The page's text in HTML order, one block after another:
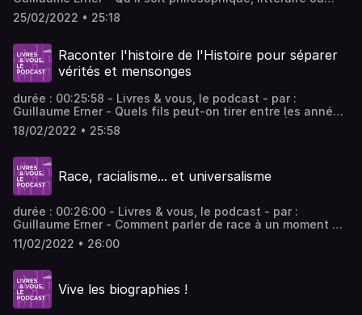
mathématique, il est question du génie dans ce nouvel
épisode du podcast "Livres & Vous" sur Public Sénat. Du
Mathématicien et écrivain; Laurence Plazenet Professeur
de littérature française à l'Université Clermont Auvergne.
25/02/2022 • 25:18
Raconter l'histoire de l'Histoire pour séparer
vérités et mensonges
durée : 00:25:58 - Livres & vous, le podcast - par :
Guillaume Erner - Quels fils peut-on tirer entre les années
1930 et notre présent, à l’heure où le candidat Éric
Zemmour fait ressurgir les fantômes de ce sombre passé
l'académicienne Dominique Bona dans Livres & Vous sur
Public Sénat. - invités : Laurent Joly Historien, directeur
de recherches au CNRS, spécialiste de l’antisémitisme
l'Académie française
18/02/2022 • 25:58
Race, racialisme... et universalisme
durée : 00:26:00 - Livres & vous, le podcast - par :
Guillaume Erner - Comment parler de race à un moment où
des mouvements militants comme Black Lives Matter
renversent la table des débats ? En recevant Rokhaya
choisi de se placer sur le terrain de la pédagogie, loin de
toute joute polémique. - invités : Rokhaya Diallo
Editorialiste, réalisatrice.; Doan Bui Journaliste française,
11/02/2022 • 26:00
Vive les biographies !